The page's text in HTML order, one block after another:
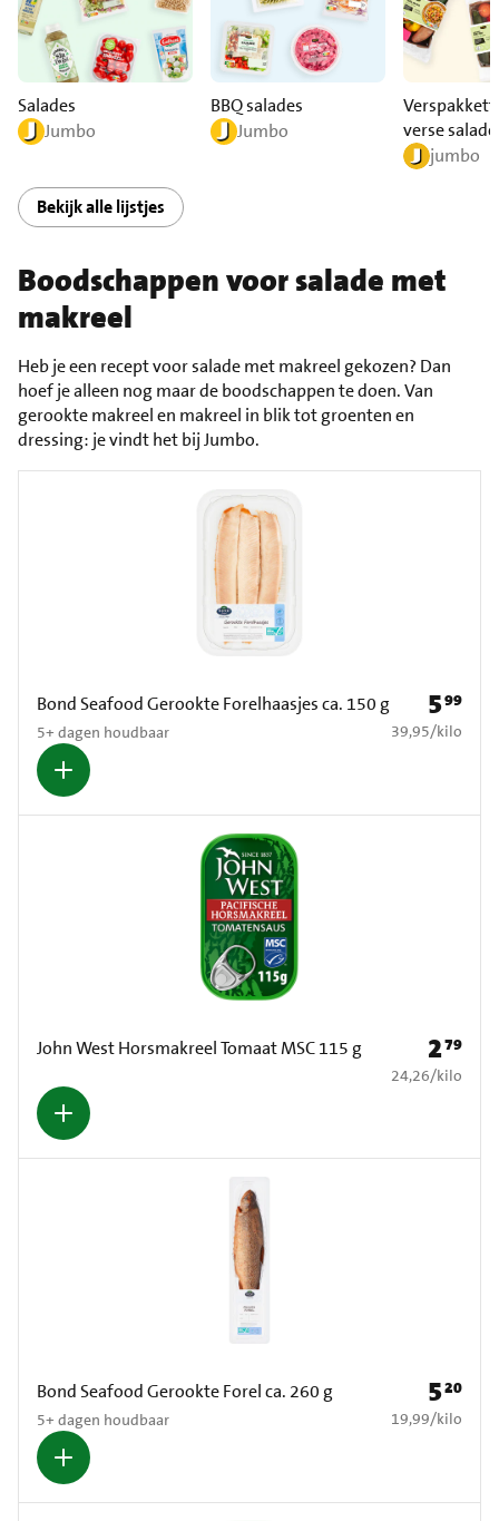
Salades
Jumbo
BBQ salades
Jumbo
verse
jumbo
Bekijk alle lijstjes
Boodschappen voor salade met
makreel
Heb je een recept voor salade met makreel gekozen? Dan
hoef je alleen nog maar de boodschappen te doen. Van
gerookte makreel en makreel in blik tot groenten en
dressing: je vindt het bij Jumbo.
Bond Seafood Gerookte Forelhaasjes ca. 150 g
5+ dagen houdbaar
Prijs: €
599
€ 39,95 per kilo
39,95/kilo
John West Horsmakreel Tomaat MSC 115 g Prijs: €
279
€ 24,26 per kilo
24,26/kilo
Bond Seafood Gerookte Forel ca. 260 g
5+ dagen houdbaar
Prijs: €
520
€ 19,99 per kilo
19,99/kilo